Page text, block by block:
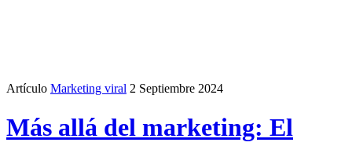
Artículo Marketing viral 2 Septiembre 2024
Más allá del marketing: El